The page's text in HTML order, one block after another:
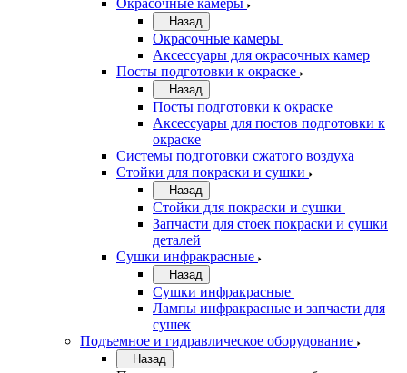
Окрасочные камеры
Назад
Окрасочные камеры
Аксессуары для окрасочных камер
Посты подготовки к окраске
Назад
Посты подготовки к окраске
Аксессуары для постов подготовки к
окраске
Системы подготовки сжатого воздуха
Стойки для покраски и сушки
Назад
Стойки для покраски и сушки
Запчасти для стоек покраски и сушки
деталей
Сушки инфракрасные
Назад
Сушки инфракрасные
Лампы инфракрасные и запчасти для
сушек
Подъемное и гидравлическое оборудование
Назад